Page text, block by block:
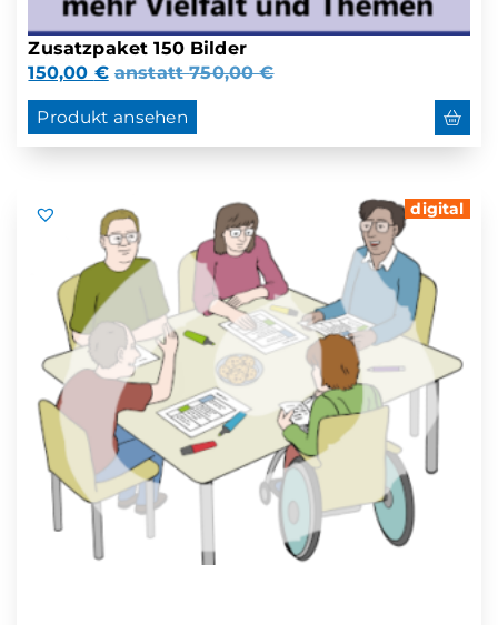
Zusatzpaket 150 Bilder
150,00 € anstatt750,00€
Produkt ansehen
digital